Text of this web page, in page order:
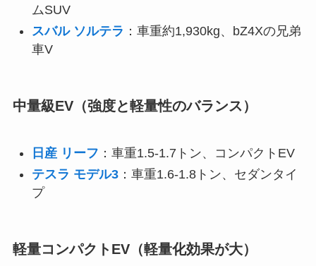
ムSUV
スバル ソルテラ ：車重約1,930kg、bZ4Xの兄弟
車V
中量級EV（強度と軽量性のバランス）
日産 リーフ ：車重1.5-1.7トン、コンパクトEV
テスラ モデル3：車重1.6-1.8トン、セダンタイ
プ
軽量コンパクトEV（軽量化効果が大）